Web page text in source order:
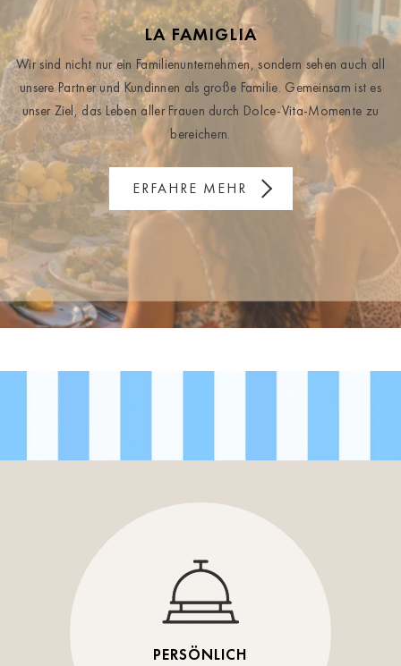
LA FAMIGLIA
Wir sind nicht nur ein Familienunternehmen, sondern sehen auch all
unsere Partner und Kundinnen als große Familie. Gemeinsam ist es
unser Ziel, das Leben aller Frauen durch Dolce-Vita-Momente zu
bereichern.
ERFAHRE MEHR
PERSÖNLICH